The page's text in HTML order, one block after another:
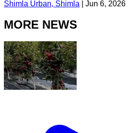
Shimla Urban, Shimla Jun 6, 2026
MORE NEWS